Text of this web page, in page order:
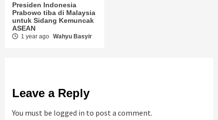
Presiden Indonesia
Prabowo tiba di Malaysia
untuk Sidang Kemuncak
ASEAN
1 year ago Wahyu Basyir
Leave a Reply
You must be logged in to post a comment.